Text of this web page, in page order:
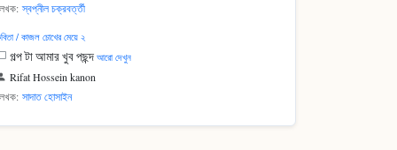
স্বপ্নীল চক্রবর্ত্তী
/ কাজল চোখের মেয়ে ২
গল্প টা আমার খুব পছন্দ আরো দেখুন
Rifat Hossein kanon
সাদাত হোসাইন